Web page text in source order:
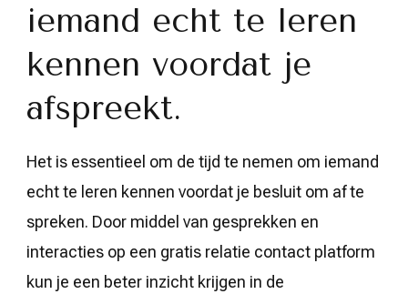
iemand echt te leren
kennen voordat je
afspreekt.
Het is essentieel om de tijd te nemen om iemand
echt te leren kennen voordat je besluit om af te
spreken. Door middel van gesprekken en
interacties op een gratis relatie contact platform
kun je een beter inzicht krijgen in de